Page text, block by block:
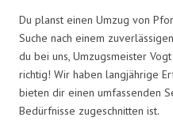
Du planst einen Umzug von
Suche nach einem
du bei uns, Umzugsmeister
richtig! Wir haben langjährige
bieten dir einen umfassenden
Bedürfnisse zugeschnitten ist.